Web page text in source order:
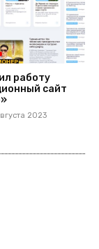
работу
сайт
2023